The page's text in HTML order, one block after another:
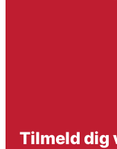
Tilmeld dig